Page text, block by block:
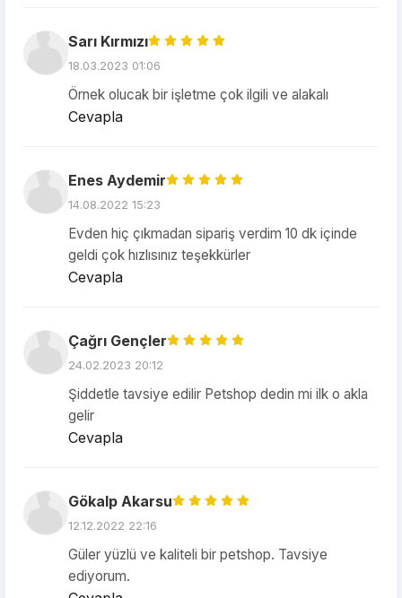
Sarı Kırmızı
18.03.2023 01:06
Örnek olucak bir işletme çok ilgili ve alakalı
Cevapla
Enes Aydemir
14.08.2022 15:23
Evden hiç çıkmadan sipariş verdim 10 dk içinde
geldi çok hızlısınız teşekkürler
Cevapla
Çağrı Gençler
24.02.2023 20:12
Şiddetle tavsiye edilir Petshop dedin mi ilk o akla
gelir
Cevapla
Gökalp Akarsu
12.12.2022 22:16
Güler yüzlü ve kaliteli bir petshop. Tavsiye
ediyorum.